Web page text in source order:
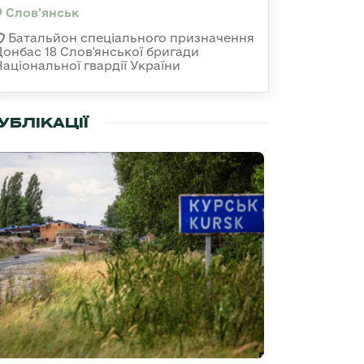
Слов'янськ
Батальйон спеціального призначення
18 Слов'янської бригади
гвардії України